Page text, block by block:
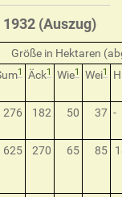
(Auszug)
Größe in Hektaren
1 Äck1 Wie1 Wei1
276 182 50 37 -
625 270 65 85